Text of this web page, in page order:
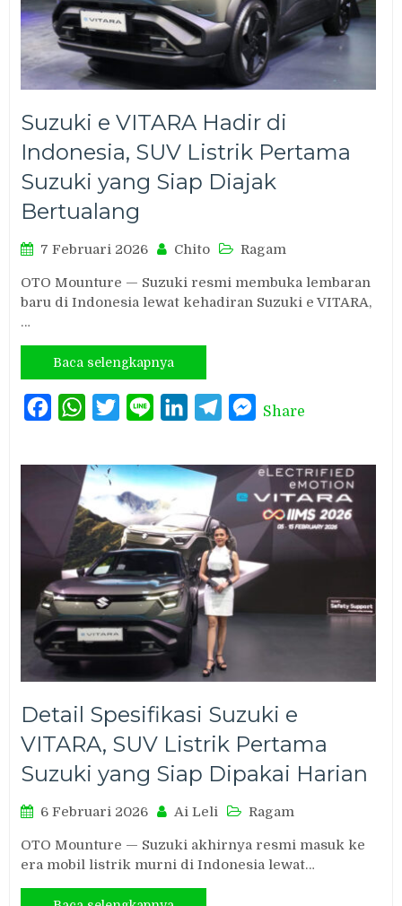
Suzuki e VITARA Hadir di
Indonesia, SUV Listrik Pertama
Suzuki yang Siap Diajak
Bertualang
7 Februari 2026 Chito Ragam
OTO Mounture — Suzuki resmi membuka lembaran
baru di Indonesia lewat kehadiran Suzuki e VITARA,
…
Baca selengkapnya
FacebookWhatsAppTwitterLine LinkedInTelegramMessenger
Share
Detail Spesifikasi Suzuki e
VITARA, SUV Listrik Pertama
Suzuki yang Siap Dipakai Harian
6 Februari 2026 Ai Leli Ragam
OTO Mounture — Suzuki akhirnya resmi masuk ke
era mobil listrik murni di Indonesia lewat…